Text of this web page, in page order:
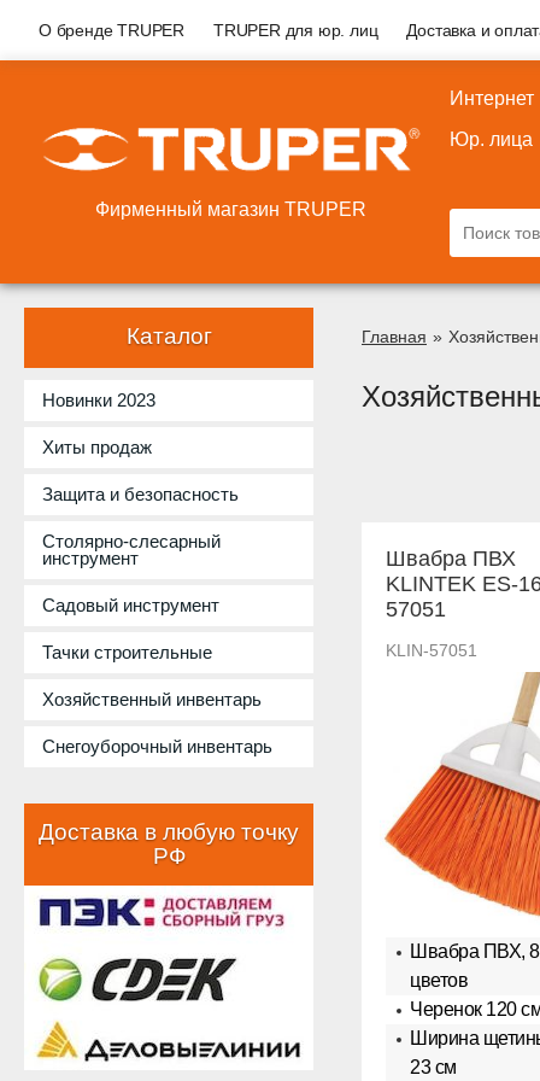
О бренде TRUPER TRUPER для юр. лиц Доставка и
Фирменный магазин TRUPER
Интернет
Юр. лица
Каталог
Новинки 2023
Хиты продаж
Защита и безопасность
Столярно-слесарный
инструмент
Садовый инструмент
Тачки строительные
Хозяйственный инвентарь
Снегоуборочный инвентарь
Доставка в любую точку
РФ
Главная »
Швабра ПВХ
KLINTEK ES-
57051
KLIN-57051
Швабра ПВХ, 8
цветов
Черенок 120
Ширина
23 см